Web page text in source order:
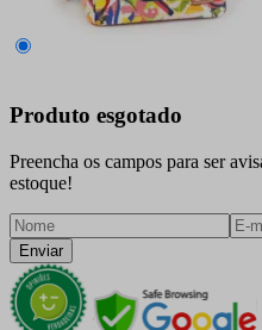
Produto esgotado
Preencha os campos para ser
estoque!
Enviar